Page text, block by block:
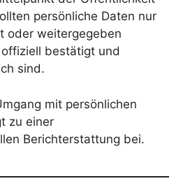
persönliche Daten nur
oder weitergegeben
bestätigt und
sind.
mit persönlichen
zu einer
Berichterstattung bei.